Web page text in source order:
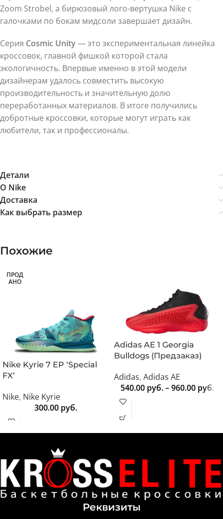
Zoom Strobel, а бирюзовый лого-вертушка Nike с
галочками по бокам мидсоли завершает дизайн.
Серия Cosmic Unity— это экспериментальная линейка
кроссовок, главной фишкой которой стала
экологичность. Впервые именно в этой модели
дизайнерам удалось совместить высокую
производительность и значительную долю
переработанных материалов. В итоге получились
добротные кроссовки, которые могут играть как
любители, так и профессионалы.
Детали
О Nike
Доставка
Как выбрать размер
Похожие
ПРОД
АНО
Nike Kyrie 7 EP ‘Special
FX’
Nike, Nike Kyrie
300.00 руб.
Adidas AE 1 Georgia
Bulldogs (Предзаказ)
Adidas, Adidas AE
540.00 руб.–960.00 руб.
Реквизиты